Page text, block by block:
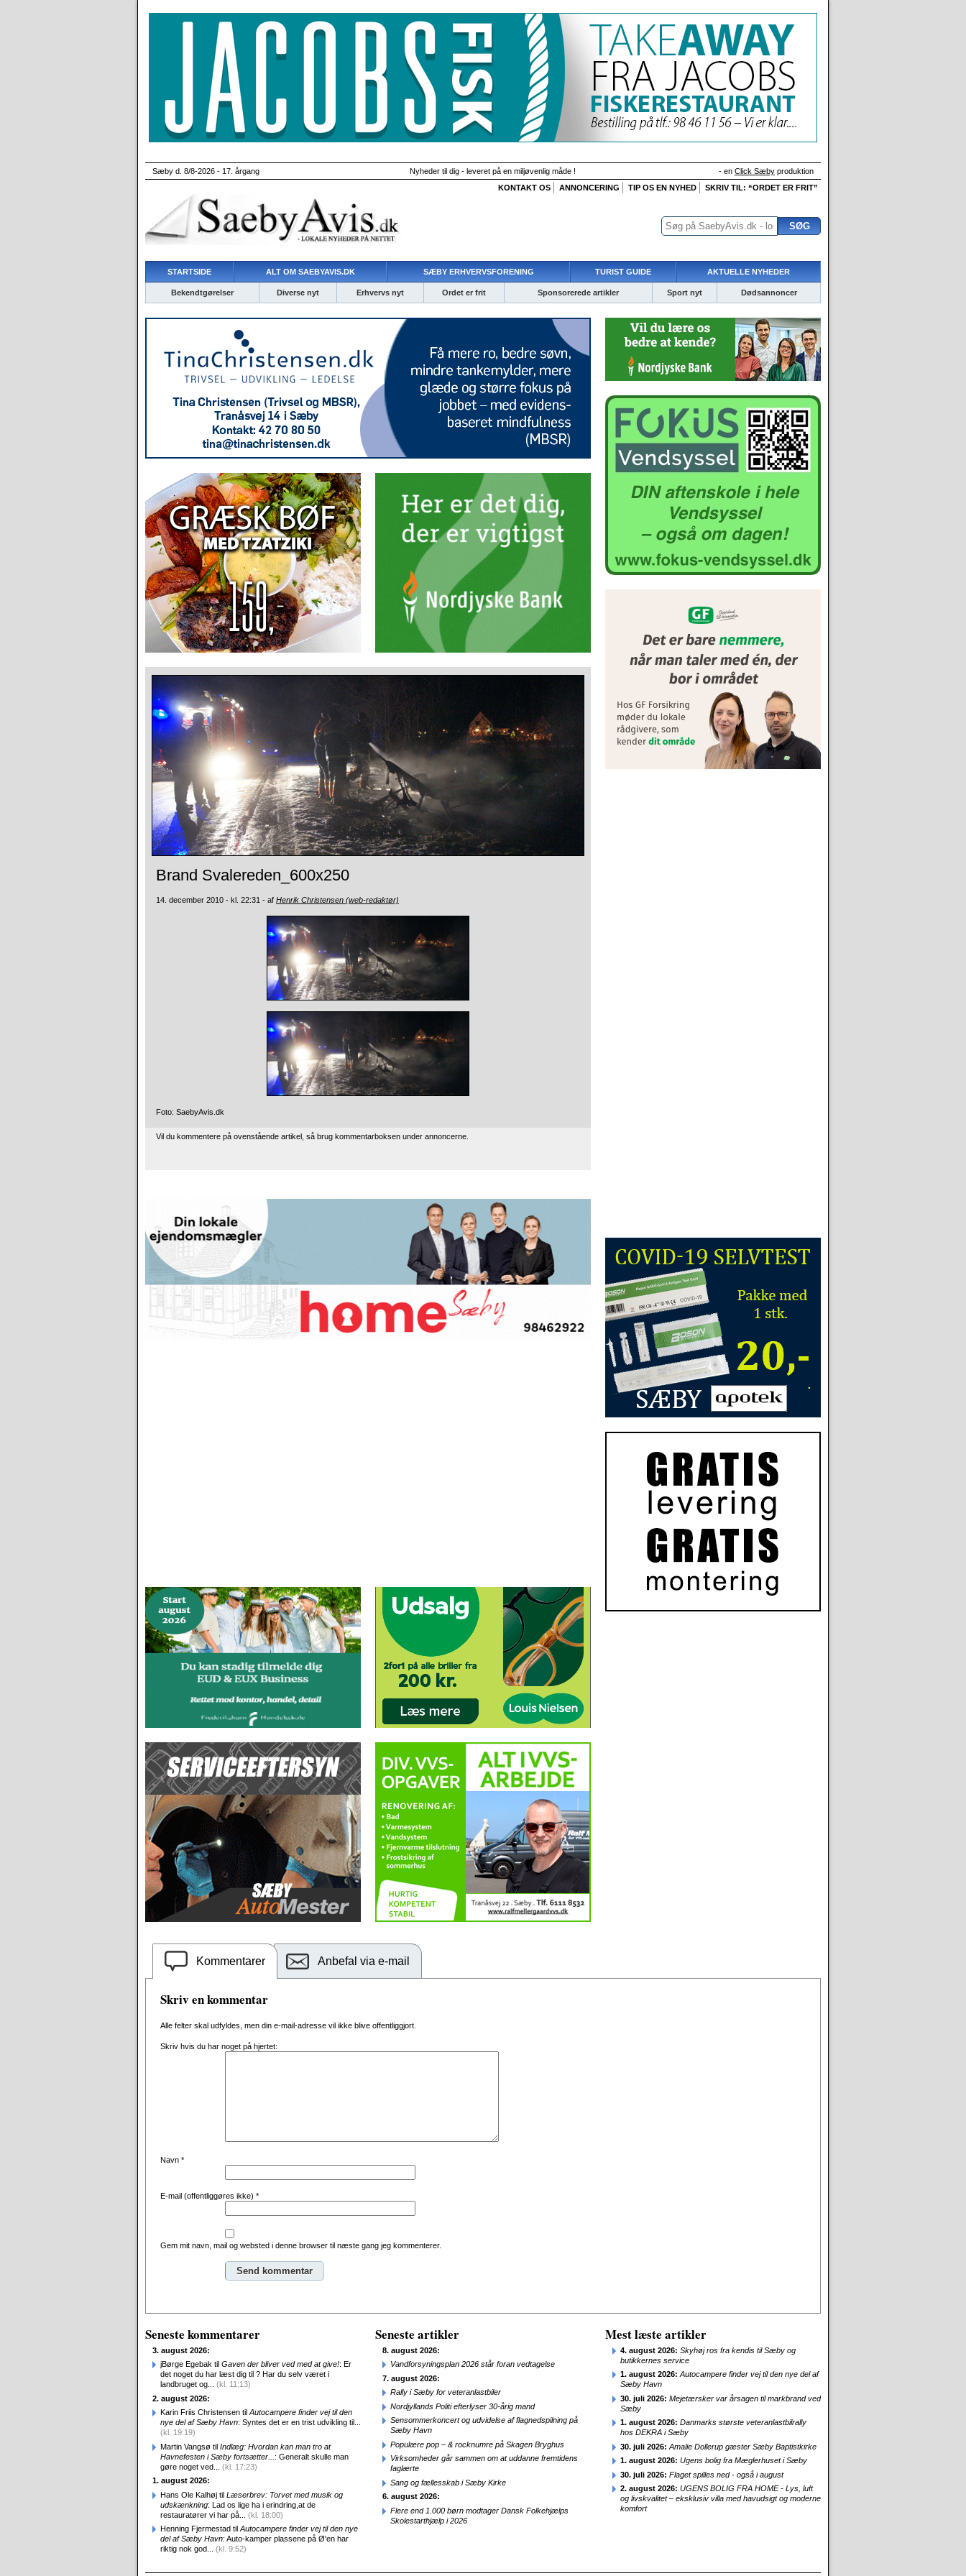
Sæby d. 8/8-2026 - 17. årgang Nyheder til dig - leveret på en miljøvenlig måde ! - en Click Sæby produktion
KONTAKT OS
ANNONCERING TIP OS EN NYHED SKRIV TIL: “ORDET ER FRIT”
STARTSIDE ALT OM SAEBYAVIS.DK SÆBY ERHVERVSFORENING TURIST GUIDE AKTUELLE NYHEDER
Bekendtgørelser Diverse nyt Erhvervs nyt Ordet er frit Sponsorerede artikler Sport nyt Dødsannoncer
Brand Svalereden_600x250
14. december 2010 - kl. 22:31 - af Henrik Christensen (web-redaktør)
Foto: SaebyAvis.dk
Vil du kommentere på ovenstående artikel, så brug kommentarboksen under annoncerne.
Kommentarer Anbefal via e-mail
Skriv en kommentar
Alle felter skal udfyldes, men din e-mail-adresse vil ikke blive offentliggjort.
Skriv hvis du har noget på hjertet:
Navn *
E-mail (offentliggøres ikke) *
Gem mit navn, mail og websted i denne browser til næste gang jeg kommenterer.
Seneste kommentarer
3. august 2026:
jBørge Egebak til Gaven der bliver ved med at give!: Er
det noget du har læst dig til ? Har du selv været i
landbruget og... (kl. 11:13)
2. august 2026:
Karin Friis Christensen til Autocampere finder vej til den
nye del af Sæby Havn: Syntes det er en trist udvikling til...
(kl. 19:19)
Martin Vangsø til Indlæg: Hvordan kan man tro at
Havnefesten i Sæby fortsætter... : Generalt skulle man
gøre noget ved... (kl. 17:23)
1. august 2026:
Hans Ole Kalhøj til Læserbrev: Torvet med musik og
udskænkning: Lad os lige ha i erindring,at de
restauratører vi har på... (kl. 18:00)
Henning Fjermestad til Autocampere finder vej til den nye
del af Sæby Havn: Auto-kamper plassene på Ø'en har
riktig nok god... (kl. 9:52)
Seneste artikler
8. august 2026:
Vandforsyningsplan 2026 står foran vedtagelse
7. august 2026:
Rally i Sæby for veteranlastbiler
Nordjyllands Politi efterlyser 30-årig mand
Sensommerkoncert og udvidelse af flagnedspilning på
Sæby Havn
Populære pop – & rocknumre på Skagen Bryghus
Virksomheder går sammen om at uddanne fremtidens
faglærte
Sang og fællesskab i Sæby Kirke
6. august 2026:
Flere end 1.000 børn modtager Dansk Folkehjælps
Skolestarthjælp i 2026
Mest læste artikler
4. august 2026: Skyhøj ros fra kendis til Sæby og
butikkernes service
1. august 2026: Autocampere finder vej til den nye del af
Sæby Havn
30. juli 2026: Mejetærsker var årsagen til markbrand ved
Sæby
1. august 2026: Danmarks største veteranlastbilrally
hos DEKRA i Sæby
30. juli 2026: Amalie Dollerup gæster Sæby Baptistkirke
1. august 2026: Ugens bolig fra Mæglerhuset i Sæby
30. juli 2026: Flaget spilles ned - også i august
2. august 2026: UGENS BOLIG FRA HOME - Lys, luft
og livskvalitet – eksklusiv villa med havudsigt og moderne
komfort